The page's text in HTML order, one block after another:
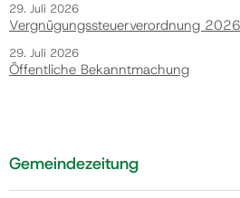
29. Juli 2026
Vergnügungssteuerverordnung 2026
29. Juli 2026
Öffentliche Bekanntmachung
Gemeindezeitung